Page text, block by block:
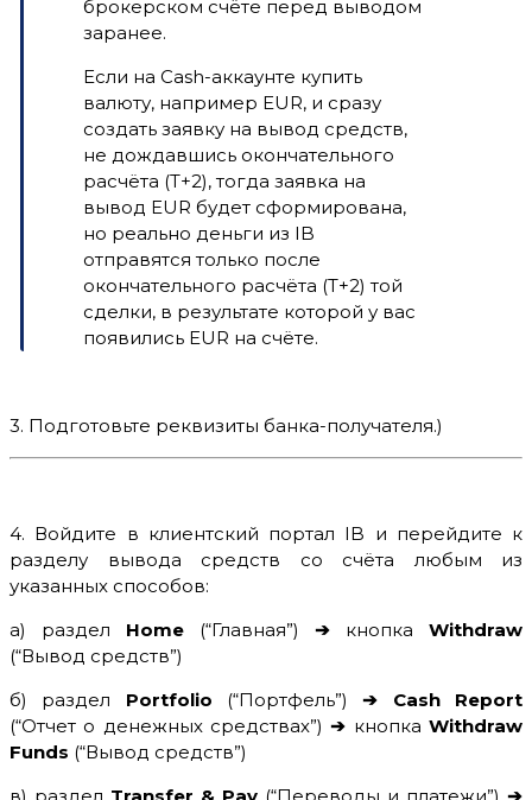
брокерском счёте перед выводом
заранее.
Если на Cash-аккаунте купить
валюту, например EUR, и сразу
создать заявку на вывод средств,
не дождавшись окончательного
расчёта (Т+2), тогда заявка на
вывод EUR будет сформирована,
но реально деньги из IB
отправятся только после
окончательного расчёта (Т+2) той
сделки, в результате которой у вас
появились EUR на счёте.
3. Подготовьте реквизиты банка-получателя.)
4. Войдите в клиентский портал IB и перейдите к
разделу вывода средств со счёта любым из
указанных способов:
а) раздел Home (“Главная”) ➔ кнопка Withdraw
(“Вывод средств”)
б) раздел Portfolio (“Портфель”)➔
Cash Report
(“Отчет о денежных средствах”)➔ кнопкаWithdraw
Funds (“Вывод средств”)